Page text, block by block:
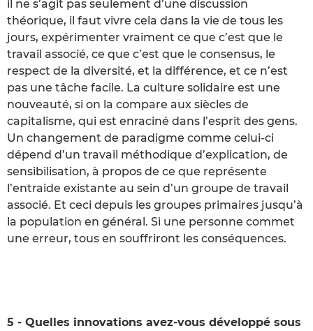
il ne s’agit pas seulement d’une discussion
théorique, il faut vivre cela dans la vie de tous les
jours, expérimenter vraiment ce que c’est que le
travail associé, ce que c’est que le consensus, le
respect de la diversité, et la différence, et ce n’est
pas une tâche facile. La culture solidaire est une
nouveauté, si on la compare aux siècles de
capitalisme, qui est enraciné dans l’esprit des gens.
Un changement de paradigme comme celui-ci
dépend d’un travail méthodique d’explication, de
sensibilisation, à propos de ce que représente
l’entraide existante au sein d’un groupe de travail
associé. Et ceci depuis les groupes primaires jusqu’à
la population en général. Si une personne commet
une erreur, tous en souffriront les conséquences.
5 - Quelles innovations avez-vous développé sous